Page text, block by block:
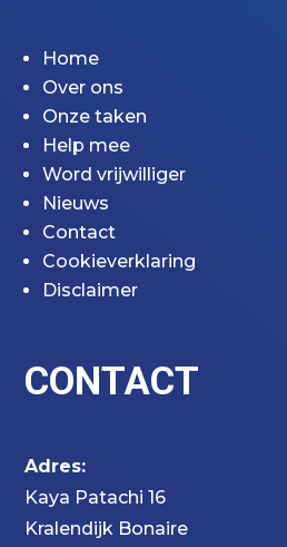
Home
Over ons
Onze taken
Help mee
Word vrijwilliger
Nieuws
Contact
Cookieverklaring
Disclaimer
CONTACT
Adres:
Kaya Patachi 16
Kralendijk Bonaire